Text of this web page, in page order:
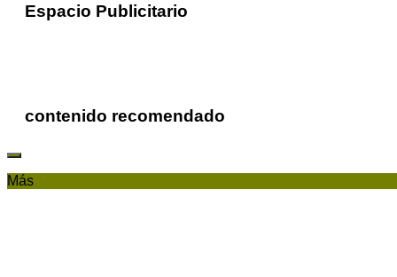
Espacio Publicitario
contenido recomendado
Más